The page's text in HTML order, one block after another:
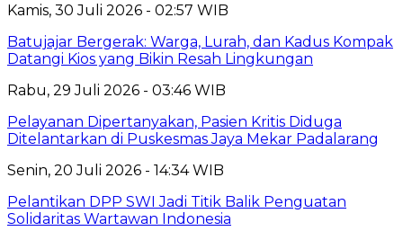
Kamis, 30 Juli 2026 - 02:57 WIB
Batujajar Bergerak: Warga, Lurah, dan Kadus Kompak
Datangi Kios yang Bikin Resah Lingkungan
Rabu, 29 Juli 2026 - 03:46 WIB
Pelayanan Dipertanyakan, Pasien Kritis Diduga
Ditelantarkan di Puskesmas Jaya Mekar Padalarang
Senin, 20 Juli 2026 - 14:34 WIB
Pelantikan DPP SWI Jadi Titik Balik Penguatan
Solidaritas Wartawan Indonesia